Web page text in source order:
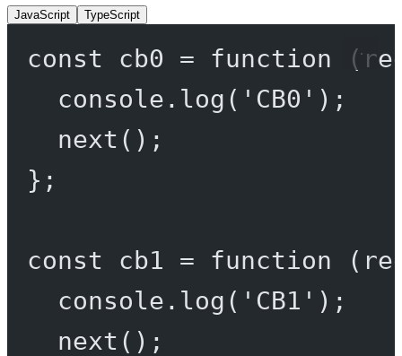
JavaScript TypeScript
const cb0 = function (
console. log ( 'CB0' );
next ();
};
const cb1 = function (
console. log ( 'CB1' );
next ();